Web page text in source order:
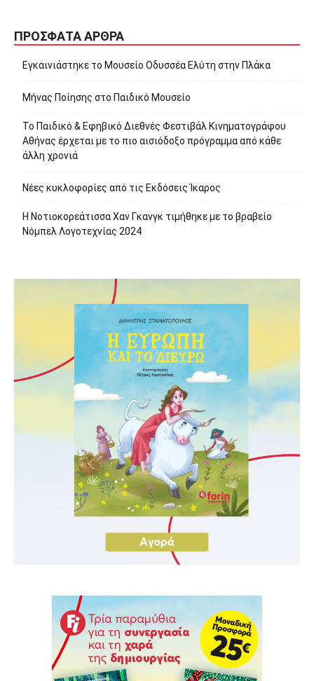
ΠΡΌΣΦΑΤΑ ΆΡΘΡΑ
Εγκαινιάστηκε το Μουσείο Οδυσσέα Ελύτη στην Πλάκα
Μήνας Ποίησης στο Παιδικό Μουσείο
Το Παιδικό & Εφηβικό Διεθνές Φεστιβάλ Κινηματογράφου
Αθήνας έρχεται με το πιο αισιόδοξο πρόγραμμα από κάθε
άλλη χρονιά
Νέες κυκλοφορίες από τις Εκδόσεις Ίκαρος
Η Νοτιοκορεάτισσα Χαν Γκανγκ τιμήθηκε με το βραβείο
Νόμπελ Λογοτεχνίας 2024